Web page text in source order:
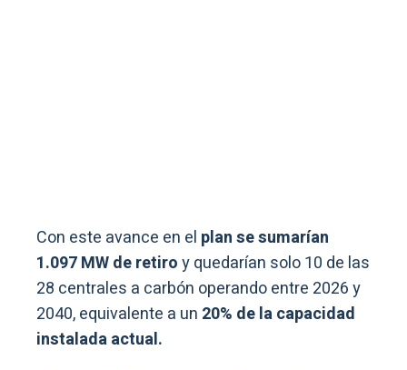
Con este avance en el plan se sumarían
1.097 MW de retiroy quedarían solo 10 de las
28 centrales a carbón operando entre 2026 y
2040, equivalente a un 20% de la capacidad
instalada actual.